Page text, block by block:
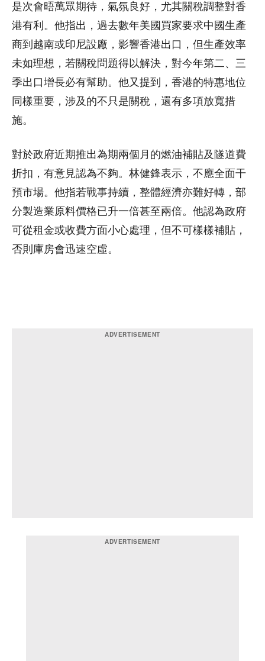
是次會晤萬眾期待，氣氛良好，尤其關稅調整對香
港有利。他指出，過去數年美國買家要求中國生產
商到越南或印尼設廠，影響香港出口，但生產效率
未如理想，若關稅問題得以解決，對今年第二、三
季出口增長必有幫助。他又提到，香港的特惠地位
同樣重要，涉及的不只是關稅，還有多項放寬措
施。
對於政府近期推出為期兩個月的燃油補貼及隧道費
折扣，有意見認為不夠。林健鋒表示，不應全面干
預市場。他指若戰事持續，整體經濟亦難好轉，部
分製造業原料價格已升一倍甚至兩倍。他認為政府
可從租金或收費方面小心處理，但不可樣樣補貼，
否則庫房會迅速空虛。